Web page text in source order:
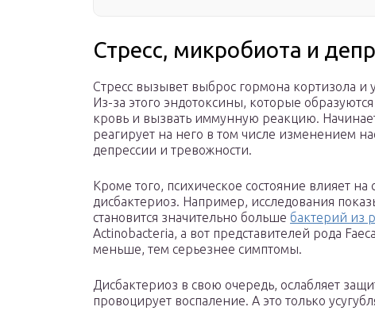
Стресс, микробиота и
Стресс вызывет выброс гормона кортизола
Из-за этого эндотоксины, которые
кровь и вызвать иммунную реакцию.
реагирует на него в том числе изменением
депрессии и тревожности.
Кроме того, психическое состояние влияет
дисбактериоз. Например, исследования
становится значительно больше бактерий из
Actinobacteria, а вот представителей рода
меньше, тем серьезнее симптомы.
Дисбактериоз в свою очередь, ослабляет
провоцирует воспаление. А это только